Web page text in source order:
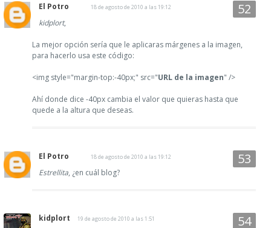
El Potro 18 de agosto de 2010 a las 19:12
kidplort,
La mejor opción sería que le aplicaras márgenes a la imagen,
para hacerlo usa este código:
<img style="margin-top:-40px;" src="URL de la imagen" />
Ahí donde dice -40px cambia el valor que quieras hasta que
quede a la altura que deseas.
El Potro 18 de agosto de 2010 a las 19:12
Estrellita, ¿en cuál blog?
kidplort 19 de agosto de 2010 a las 1:51